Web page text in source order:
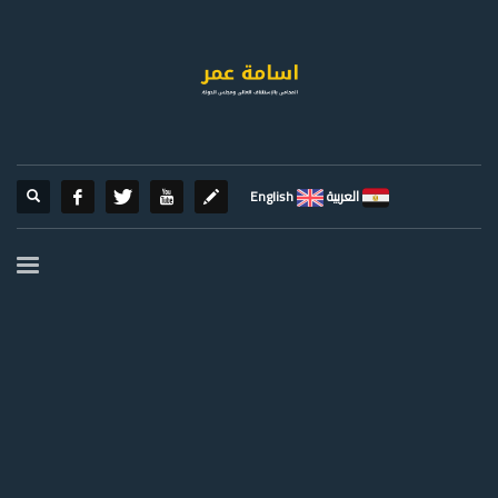
العربية English